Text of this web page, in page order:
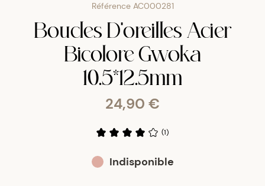
Référence AC000281
Boucles D'oreilles Acier
Bicolore Gwoka
10.5*12.5mm
24,90 €
(1)
Indisponible